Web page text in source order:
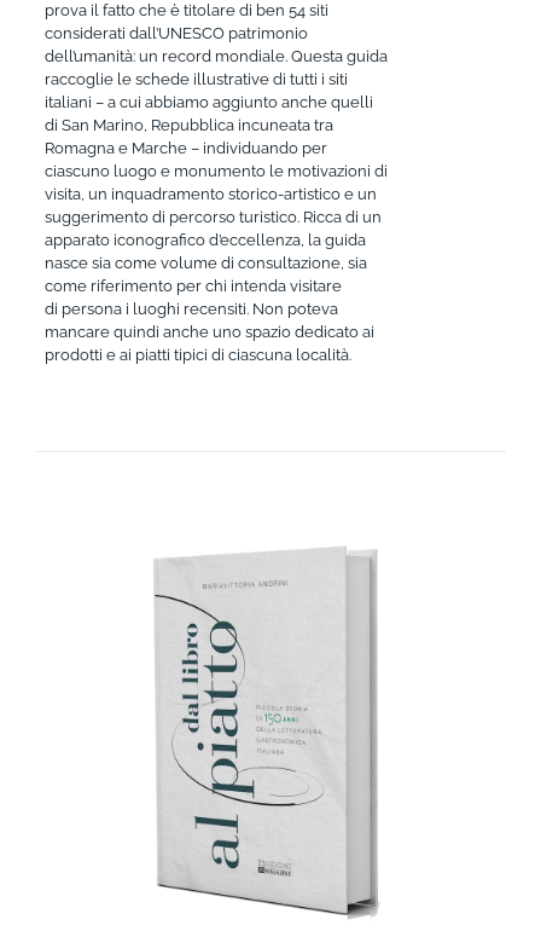
prova il fatto che è titolare di ben 54 siti
considerati dall’UNESCO patrimonio
dell’umanità: un record mondiale. Questa guida
raccoglie le schede illustrative di tutti i siti
italiani – a cui abbiamo aggiunto anche quelli
di San Marino, Repubblica incuneata tra
Romagna e Marche – individuando per
ciascuno luogo e monumento le motivazioni di
visita, un inquadramento storico-artistico e un
suggerimento di percorso turistico. Ricca di un
apparato iconografico d’eccellenza, la guida
nasce sia come volume di consultazione, sia
come riferimento per chi intenda visitare
di persona i luoghi recensiti. Non poteva
mancare quindi anche uno spazio dedicato ai
prodotti e ai piatti tipici di ciascuna località.
AGGIUNGI AL CARRELLO